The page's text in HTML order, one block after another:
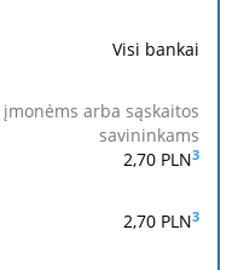
Priimamas
Visi bankai
2,70 PLN3
2,70 PLN3